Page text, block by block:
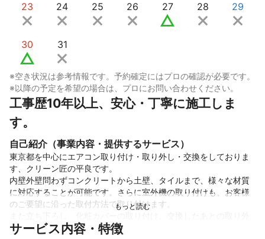
23 24 25 26 27 28 29
30 31
※空き状況は参考情報です。予約確定にはプロの確認が必要です。
※以降の予定を希望の場合は、プロにお問い合わせください。
工事歴10年以上、安心・丁寧に施工しま
す。
自己紹介（事業内容・提供するサービス）
東京都を中心にエアコン取り付け・取り外し・交換をしておりま
す、クリーン匠の平良です。
内壁外壁問わずコンクリートから土壁、タイルまで、様々な材質
に対応することが可能です。さらに室外機の取り付けも、お客様
のご要望に沿った取付方法で取り付けます。
した古いエアコンの処分も可能です。
サービス内容・特徴